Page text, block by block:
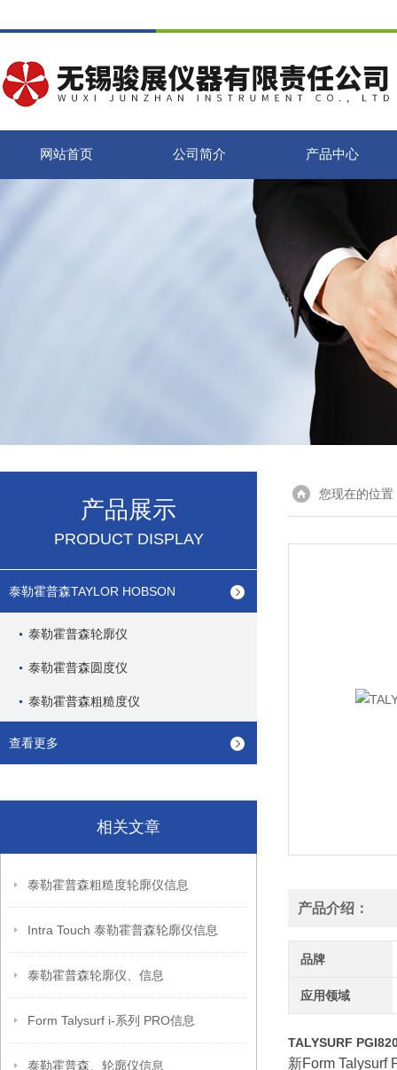
网站首页 公司简介 产品中心
产品展示
PRODUCT DISPLAY
泰勒霍普森TAYLOR HOBSON
泰勒霍普森轮廓仪
泰勒霍普森圆度仪
泰勒霍普森粗糙度仪
查看更多
相关文章
泰勒霍普森粗糙度轮廓仪信息
Intra Touch 泰勒霍普森轮廓仪信息
泰勒霍普森轮廓仪、信息
Form Talysurf i-系列 PRO信息
泰勒霍普森、轮廓仪信息
您现在的位置
产品介绍：
品牌
应用领域
TALYSURF
新Form Talysurf